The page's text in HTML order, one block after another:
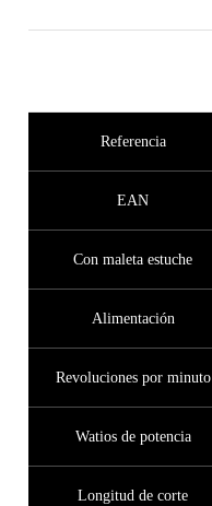
Referencia
EAN
Con maleta estuche
Alimentación
Revoluciones por minuto
Watios de potencia
Longitud de corte